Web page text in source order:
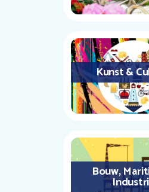
Kunst &
Bouw,